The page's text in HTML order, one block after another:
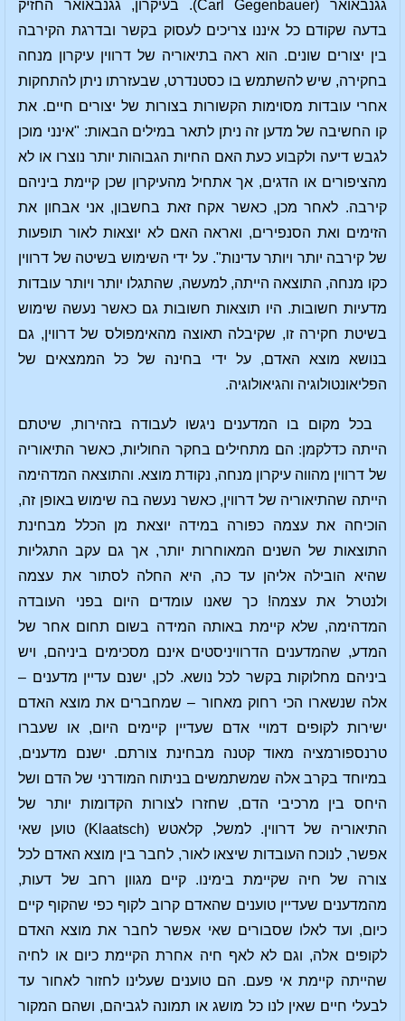
גגנבאואר (Carl Gegenbauer). בעיקרון, גגנבאואר החזיק
בדעה שקודם כל איננו צריכים לעסוק בקשר ובדרגת הקירבה
בין יצורים שונים. הוא ראה בתיאוריה של דרווין עיקרון מנחה
בחקירה, שיש להשתמש בו כסטנדרט, שבעזרתו ניתן להתחקות
אחרי עובדות מסוימות הקשורות בצורות של יצורים חיים. את
קו החשיבה של מדען זה ניתן לתאר במילים הבאות: "אינני מוכן
לגבש דיעה ולקבוע כעת האם החיות הגבוהות יותר נוצרו או לא
מהציפורים או הדגים, אך אתחיל מהעיקרון שכן קיימת ביניהם
קירבה. לאחר מכן, כאשר אקח זאת בחשבון, אני אבחון את
הזימים ואת הסנפירים, ואראה האם לא יוצאות לאור תופעות
של קירבה יותר ויותר עדינות". על ידי השימוש בשיטה של דרווין
כקו מנחה, התוצאה הייתה, למעשה, שהתגלו יותר ויותר עובדות
מדעיות חשובות. היו תוצאות חשובות גם כאשר נעשה שימוש
בשיטת חקירה זו, שקיבלה תאוצה מהאימפולס של דרווין, גם
בנושא מוצא האדם, על ידי בחינה של כל הממצאים של
הפליאונטולוגיה והגיאולוגיה.
בכל מקום בו המדענים ניגשו לעבודה בזהירות, שיטתם
הייתה כדלקמן: הם מתחילים בחקר החוליות, כאשר התיאוריה
של דרווין מהווה עיקרון מנחה, נקודת מוצא. והתוצאה המדהימה
הייתה שהתיאוריה של דרווין, כאשר נעשה בה שימוש באופן זה,
הוכיחה את עצמה כפורה במידה יוצאת מן הכלל מבחינת
התוצאות של השנים המאוחרות יותר, אך גם עקב התגליות
שהיא הובילה אליהן עד כה, היא החלה לסתור את עצמה
ולנטרל את עצמה! כך שאנו עומדים היום בפני העובדה
המדהימה, שלא קיימת באותה המידה בשום תחום אחר של
המדע, שהמדענים הדרוויניסטים אינם מסכימים ביניהם, ויש
ביניהם מחלוקות בקשר לכל נושא. לכן, ישנם עדיין מדענים –
אלה שנשארו הכי רחוק מאחור – שמחברים את מוצא האדם
ישירות לקופים דמויי אדם שעדיין קיימים היום, או שעברו
טרנספורמציה מאוד קטנה מבחינת צורתם. ישנם מדענים,
במיוחד בקרב אלה שמשתמשים בניתוח המודרני של הדם ושל
היחס בין מרכיבי הדם, שחזרו לצורות הקדומות יותר של
התיאוריה של דרווין. למשל, קלאטש (Klaatsch) טוען שאי
אפשר, לנוכח העובדות שיצאו לאור, לחבר בין מוצא האדם לכל
צורה של חיה שקיימת בימינו. קיים מגוון רחב של דעות,
מהמדענים שעדיין טוענים שהאדם קרוב לקוף כפי שהקוף קיים
כיום, ועד לאלו שסבורים שאי אפשר לחבר את מוצא האדם
לקופים אלה, וגם לא לאף חיה אחרת הקיימת כיום או לחיה
שהייתה קיימת אי פעם. הם טוענים שעלינו לחזור לאחור עד
לבעלי חיים שאין לנו כל מושג או תמונה לגביהם, ושהם המקור